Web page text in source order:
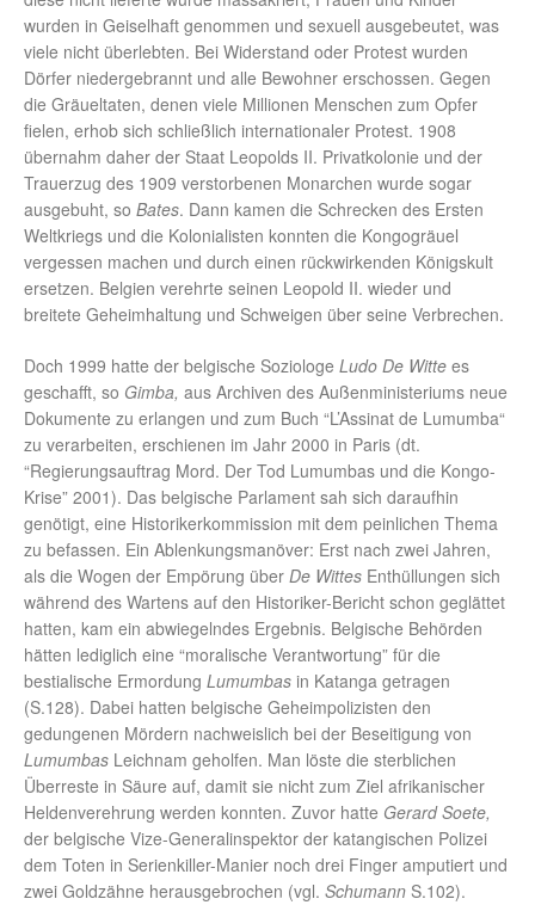
wurden in Geiselhaft genommen und sexuell ausgebeutet, was
viele nicht überlebten. Bei Widerstand oder Protest wurden
Dörfer niedergebrannt und alle Bewohner erschossen. Gegen
die Gräueltaten, denen viele Millionen Menschen zum Opfer
fielen, erhob sich schließlich internationaler Protest. 1908
übernahm daher der Staat Leopolds II. Privatkolonie und der
Trauerzug des 1909 verstorbenen Monarchen wurde sogar
ausgebuht, so Bates. Dann kamen die Schrecken des Ersten
Weltkriegs und die Kolonialisten konnten die Kongogräuel
vergessen machen und durch einen rückwirkenden Königskult
ersetzen. Belgien verehrte seinen Leopold II. wieder und
breitete Geheimhaltung und Schweigen über seine Verbrechen.
Doch 1999 hatte der belgische Soziologe Ludo De Witte es
geschafft, so Gimba, aus Archiven des Außenministeriums neue
Dokumente zu erlangen und zum Buch “L’Assinat de Lumumba“
zu verarbeiten, erschienen im Jahr 2000 in Paris (dt.
“Regierungsauftrag Mord. Der Tod Lumumbas und die Kongo-
Krise” 2001). Das belgische Parlament sah sich daraufhin
genötigt, eine Historikerkommission mit dem peinlichen Thema
zu befassen. Ein Ablenkungsmanöver: Erst nach zwei Jahren,
als die Wogen der Empörung über De Wittes Enthüllungen sich
während des Wartens auf den Historiker-Bericht schon geglättet
hatten, kam ein abwiegelndes Ergebnis. Belgische Behörden
hätten lediglich eine “moralische Verantwortung” für die
bestialische Ermordung Lumumbas in Katanga getragen
(S.128). Dabei hatten belgische Geheimpolizisten den
gedungenen Mördern nachweislich bei der Beseitigung von
Lumumbas Leichnam geholfen. Man löste die sterblichen
Überreste in Säure auf, damit sie nicht zum Ziel afrikanischer
Heldenverehrung werden konnten. Zuvor hatte Gerard Soete,
der belgische Vize-Generalinspektor der katangischen Polizei
dem Toten in Serienkiller-Manier noch drei Finger amputiert und
zwei Goldzähne herausgebrochen (vgl. Schumann S.102).